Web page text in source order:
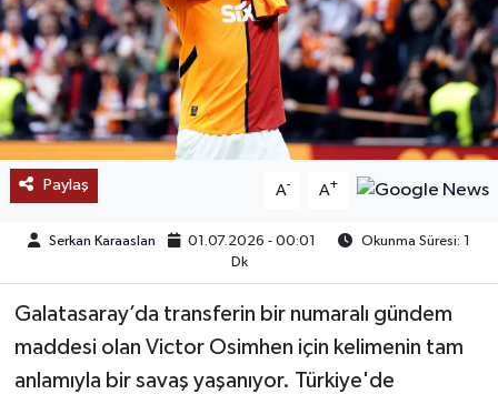
Paylaş A- A+
Serkan Karaaslan 01.07.2026 - 00:01
Okunma Süresi: 1
Dk
Galatasaray’da transferin bir numaralı gündem
maddesi olan Victor Osimhen için kelimenin tam
anlamıyla bir savaş yaşanıyor. Türkiye'de
POPÜLER
DÜNYA
TREND
MEDYA
OTOMOTİV
TEKNOLOJİ
YAŞAM